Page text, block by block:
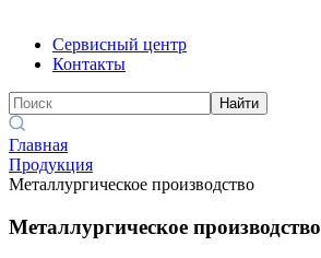
Сервисный центр
Контакты
Найти
Главная
Продукция
Металлургическое производство
Металлургическое производство